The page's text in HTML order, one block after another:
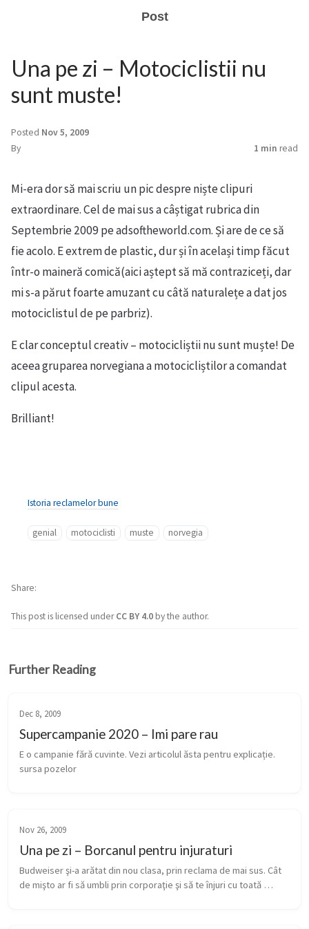
Post
Una pe zi – Motociclistii nu
sunt muste!
Posted Nov 5, 2009
By
1 min read
Mi-era dor să mai scriu un pic despre niște clipuri
extraordinare. Cel de mai sus a câștigat rubrica din
Septembrie 2009 pe adsoftheworld.com. Și are de ce să
fie acolo. E extrem de plastic, dur și în același timp făcut
într-o maineră comică(aici aștept să mă contraziceți, dar
mi s-a părut foarte amuzant cu câtă naturalețe a dat jos
motociclistul de pe parbriz).
E clar conceptul creativ – motocicliștii nu sunt muște! De
aceea gruparea norvegiana a motocicliștilor a comandat
clipul acesta.
Brilliant!
Istoria reclamelor bune
genial motociclisti muste norvegia
This post is licensed underCC BY 4.0by the author.
Share
Further Reading
Dec 8, 2009
Supercampanie 2020 – Imi pare rau
E o campanie fără cuvinte. Vezi articolul ăsta pentru explicație.
sursa pozelor
Nov 26, 2009
Una pe zi – Borcanul pentru injuraturi
Budweiser şi-a arătat din nou clasa, prin reclama de mai sus. Cât
de mişto ar fi să umbli prin corporaţie şi să te înjuri cu toată